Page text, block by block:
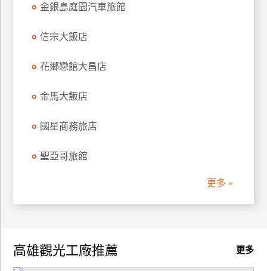
飯
作
金銀島庭園汽車旅館
信宗大飯店
花鄉戀館大昌店
金馬大飯店
國星商務旅店
聖亞哥旅館
更多 »
更多
高雄觀光工廠推薦